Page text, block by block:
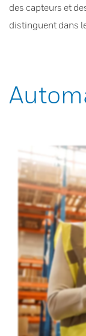
des capteurs et
distinguent dans